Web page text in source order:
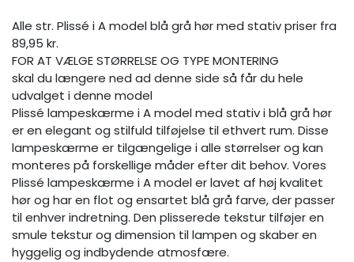
Alle str. Plissé i A model blå grå hør med stativ priser fra
89,95 kr.
FOR AT VÆLGE STØRRELSE OG TYPE MONTERING
skal du længere ned ad denne side så får du hele
udvalget i denne model
Plissé lampeskærme i A model med stativ i blå grå hør
er en elegant og stilfuld tilføjelse til ethvert rum. Disse
lampeskærme er tilgængelige i alle størrelser og kan
monteres på forskellige måder efter dit behov. Vores
Plissé lampeskærme i A model er lavet af høj kvalitet
hør og har en flot og ensartet blå grå farve, der passer
til enhver indretning. Den plisserede tekstur tilføjer en
smule tekstur og dimension til lampen og skaber en
hyggelig og indbydende atmosfære.